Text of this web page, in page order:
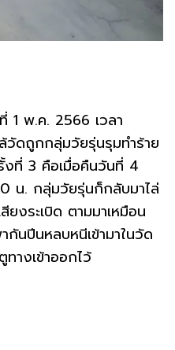
1 พ.ค. 2566 เวลา
วัดถูกกลุ่มวัยรุ่นรุมทำร้าย
งที่ 3 คือเมื่อคืนวันที่ 4
น. กลุ่มวัยรุ่นก็กลับมาไล่
งระเบิด ตามมาเหมือน
นปีนหลบหนีเข้ามาในวัด
างเข้าออกไว้